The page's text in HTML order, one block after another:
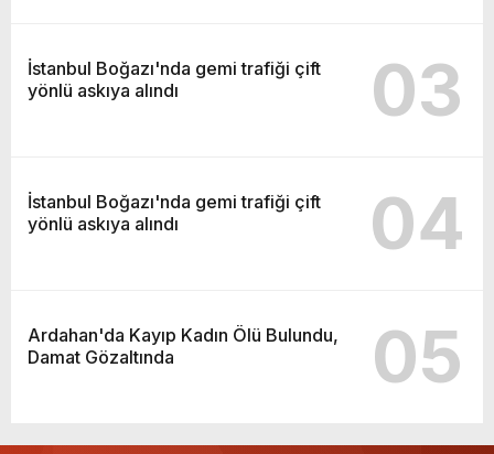
İstanbul Boğazı'nda gemi trafiği çift
yönlü askıya alındı
03
İstanbul Boğazı'nda gemi trafiği çift
yönlü askıya alındı
04
Ardahan'da Kayıp Kadın Ölü Bulundu,
Damat Gözaltında
05